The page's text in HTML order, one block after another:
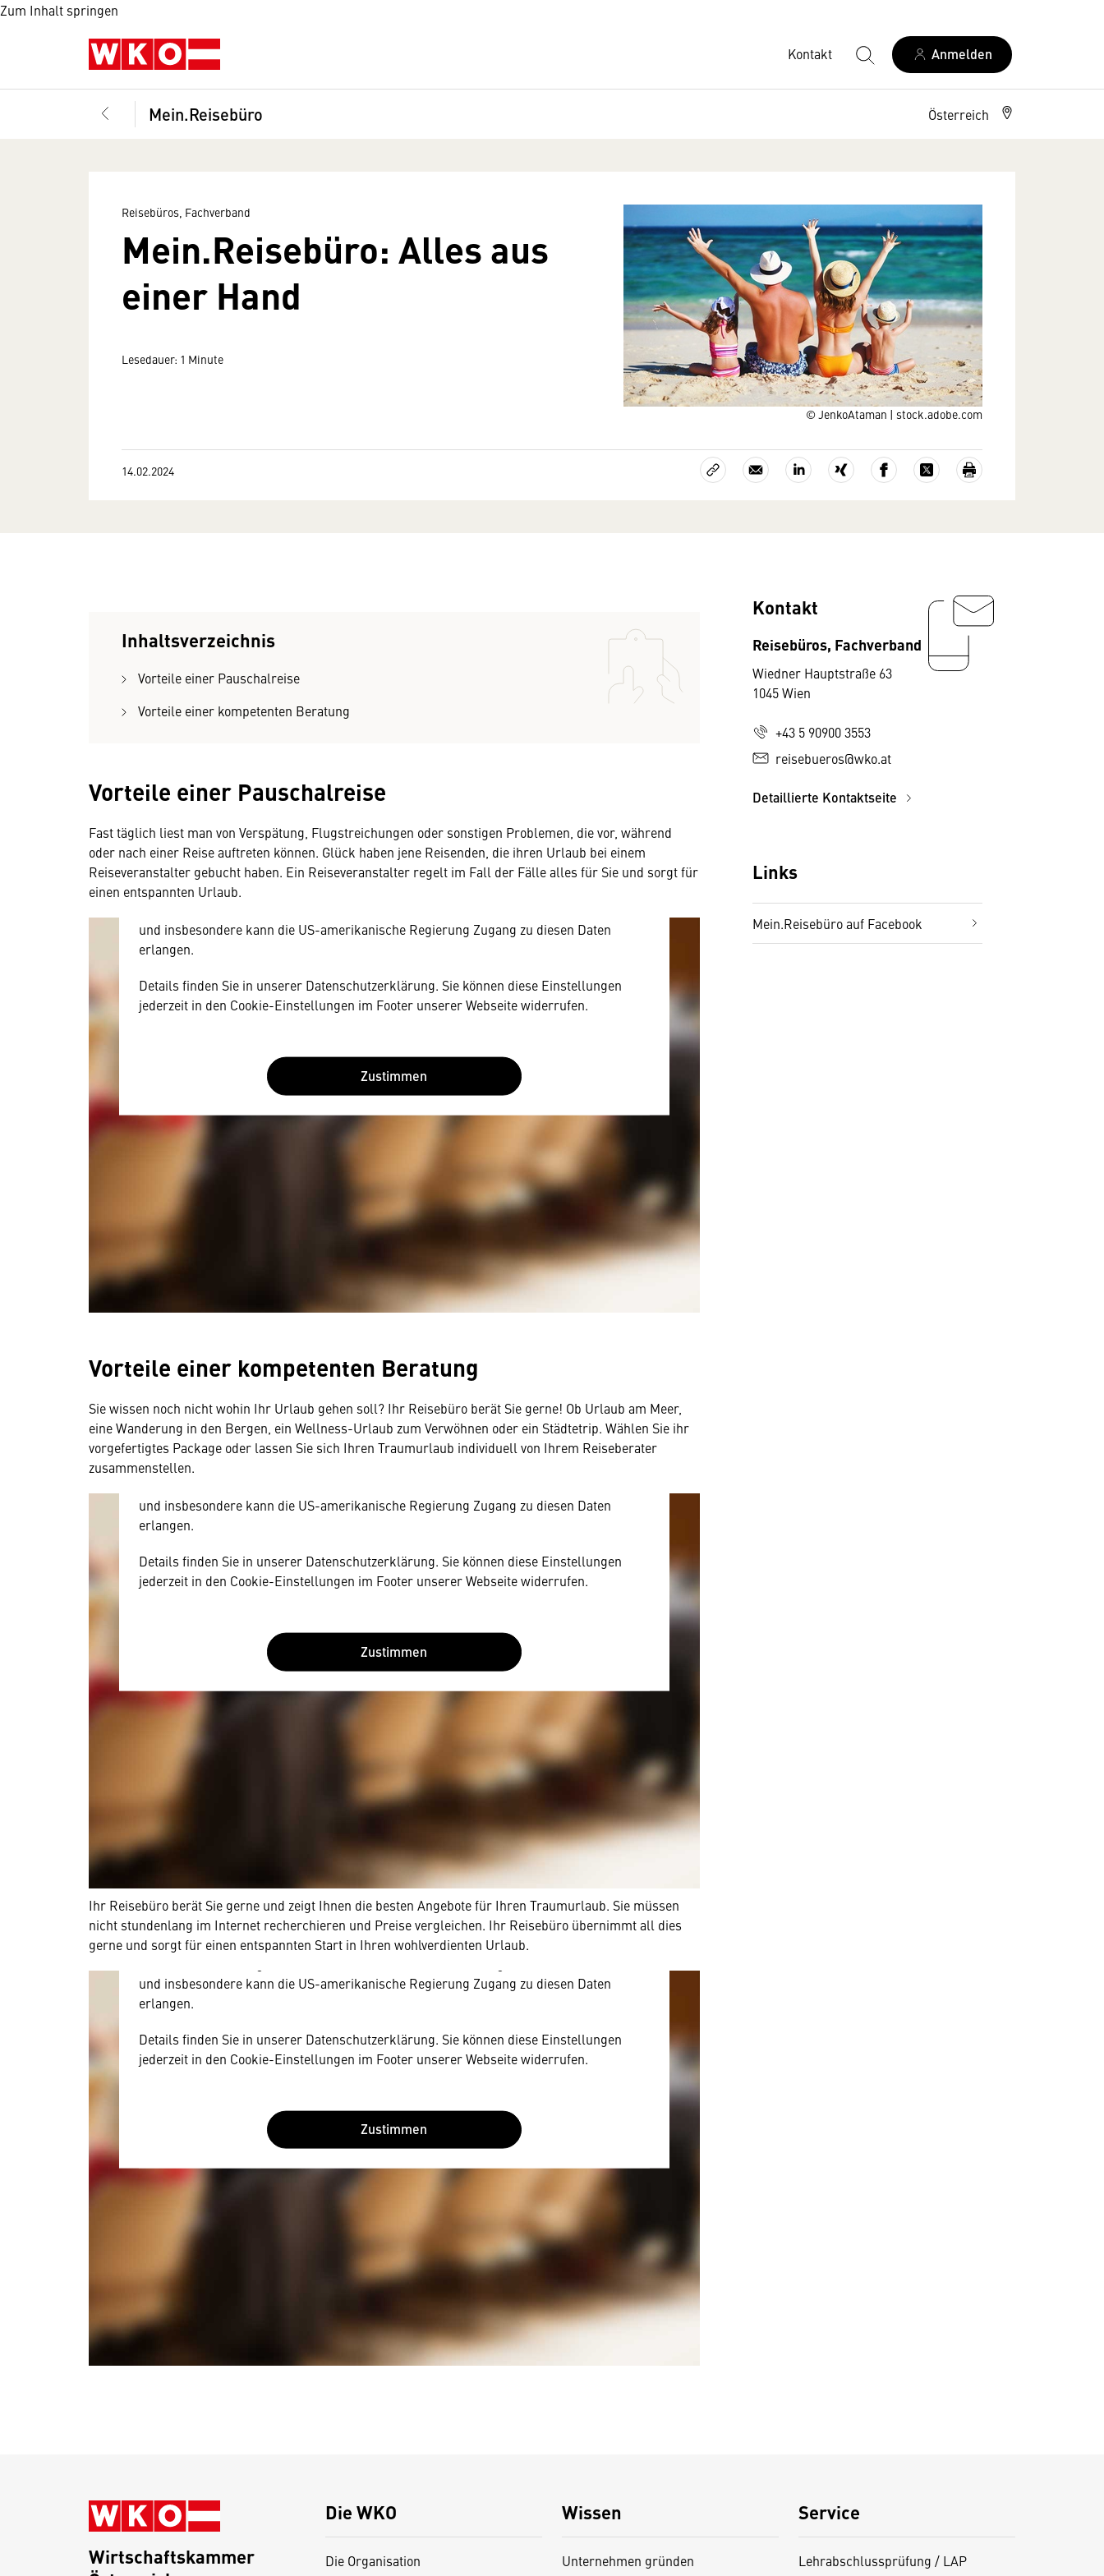
Zum Inhalt springen
Kontakt Anmelden
Mein.Reisebüro Österreich
© JenkoAtaman | stock.adobe.com
Reisebüros, Fachverband
Mein.Reisebüro: Alles aus
einer Hand
Lesedauer: 1 Minute
14.02.2024
Inhaltsverzeichnis
Vorteile einer Pauschalreise
Vorteile einer kompetenten Beratung
Vorteile einer Pauschalreise
Fast täglich liest man von Verspätung, Flugstreichungen oder sonstigen Problemen, die vor, während
oder nach einer Reise auftreten können. Glück haben jene Reisenden, die ihren Urlaub bei einem
Reiseveranstalter gebucht haben. Ein Reiseveranstalter regelt im Fall der Fälle alles für Sie und sorgt für
einen entspannten Urlaub.
Hier würden wir Ihnen gerne einen externen Inhalt anzeigen. Dafür benötigen wir
allerdings Ihre Zustimmung, da Ihr Browser personenbezogene technische Daten zu
Geräten und Nutzerverhalten mitunter mit US-amerikanischen Anbietern austauscht.
und insbesondere kann die US-amerikanische Regierung Zugang zu diesen Daten
erlangen.
Details finden Sie in unserer Datenschutzerklärung. Sie können diese Einstellungen
jederzeit in den Cookie-Einstellungen im Footer unserer Webseite widerrufen.
Zustimmen
Vorteile einer kompetenten Beratung
Sie wissen noch nicht wohin Ihr Urlaub gehen soll? Ihr Reisebüro berät Sie gerne! Ob Urlaub am Meer,
eine Wanderung in den Bergen, ein Wellness-Urlaub zum Verwöhnen oder ein Städtetrip. Wählen Sie ihr
vorgefertigtes Package oder lassen Sie sich Ihren Traumurlaub individuell von Ihrem Reiseberater
zusammenstellen.
Wir benötigen Ihre Zustimmung
Hier würden wir Ihnen gerne einen externen Inhalt anzeigen. Dafür benötigen wir
allerdings Ihre Zustimmung, da Ihr Browser personenbezogene technische Daten zu
Geräten und Nutzerverhalten mitunter mit US-amerikanischen Anbietern austauscht.
und insbesondere kann die US-amerikanische Regierung Zugang zu diesen Daten
erlangen.
Details finden Sie in unserer Datenschutzerklärung. Sie können diese Einstellungen
jederzeit in den Cookie-Einstellungen im Footer unserer Webseite widerrufen.
Zustimmen
Ihr Reisebüro berät Sie gerne und zeigt Ihnen die besten Angebote für Ihren Traumurlaub. Sie müssen
nicht stundenlang im Internet recherchieren und Preise vergleichen. Ihr Reisebüro übernimmt all dies
gerne und sorgt für einen entspannten Start in Ihren wohlverdienten Urlaub.
Wir benötigen Ihre Zustimmung
Hier würden wir Ihnen gerne einen externen Inhalt anzeigen. Dafür benötigen wir
allerdings Ihre Zustimmung, da Ihr Browser personenbezogene technische Daten zu
Geräten und Nutzerverhalten mitunter mit US-amerikanischen Anbietern austauscht.
und insbesondere kann die US-amerikanische Regierung Zugang zu diesen Daten
erlangen.
Details finden Sie in unserer Datenschutzerklärung. Sie können diese Einstellungen
jederzeit in den Cookie-Einstellungen im Footer unserer Webseite widerrufen.
Zustimmen
Kontakt
Reisebüros, Fachverband
Wiedner Hauptstraße 63
1045 Wien
+43 5 90900 3553
reisebueros@wko.at
Detaillierte Kontaktseite
Links
Mein.Reisebüro auf Facebook
Die WKO
Die Organisation
Wissen
Unternehmen gründen
Service
Lehrabschlussprüfung / LAP
Wirtschaftskammer